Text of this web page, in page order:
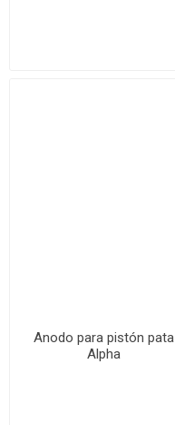
Anodo para pistón pata
Alpha